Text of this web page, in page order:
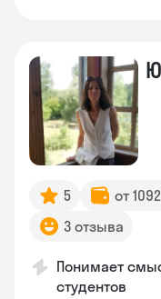
5 от
3 отзыва
Понимает
студентов